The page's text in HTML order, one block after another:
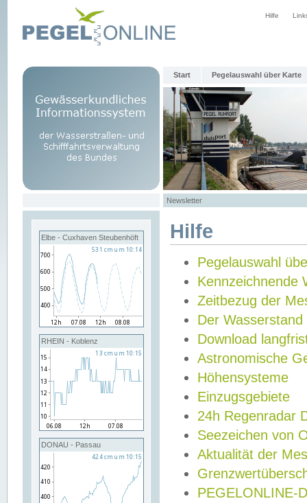
Hilfe
Start Pegelauswahl über Karte
Newsletter
Elbe - Cuxhaven Steubenhöft
RHEIN - Koblenz
DONAU - Passau
Hilfe
Pegelauswahl
Kennzeichnende
Zeitbezug der
Der Wasserstand
Download
Astronomische
Höhensysteme
Einzugsgebiete
24h Regenradar
Seezeichen von
Aktualität der
PEGELONLINE-